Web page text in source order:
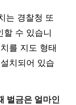
는 경찰청 또
할 수 있습니
를 지도 형태
치되어 있습
벌금은 얼마인